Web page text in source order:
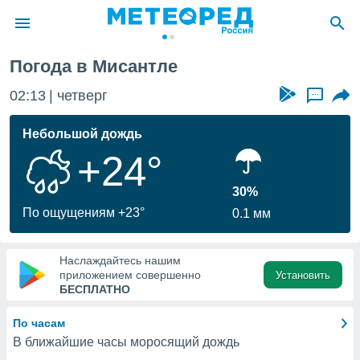
о
Вы можете
к этому
доступ
Погода в Мисантле
02:13 четверг ...
Небольшой дождь
+24°
По ощущениям +23°
30%
0.1 мм
Наслаждайтесь нашим
приложением совершенно
БЕСПЛАТНО
Установить
По часам
В ближайшие часы моросящий дождь